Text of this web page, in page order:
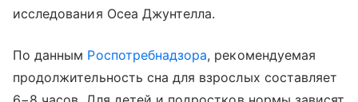
исследования Осеа Джунтелла.
По данным Роспотребнадзора, рекомендуемая
продолжительность сна для взрослых составляет